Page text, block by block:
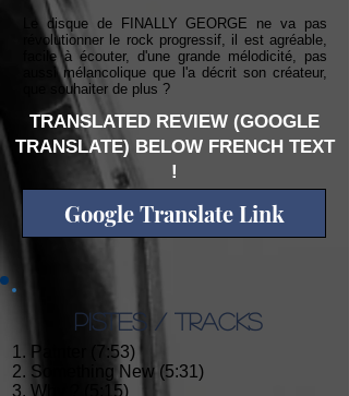
Le disque de FINALLY GEORGE ne va pas
révolutionner le rock progressif, il est agréable,
facile à écouter, d'une grande mélodicité, pas
aussi mélancolique que l'a décrit son créateur,
que souhaiter de plus ?
TRANSLATED REVIEW (GOOGLE
TRANSLATE) BELOW FRENCH TEXT
!
Google Translate Link
PISTES / TRACKS
1. Painter (7:53)
2. Something New (5:31)
3. Why ? (5:15)